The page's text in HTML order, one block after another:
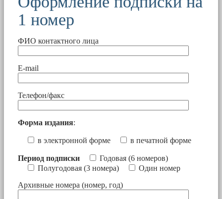
1 номер
ФИО контактного лица
E-mail
Телефон/факс
Форма издания:
в электронной форме в печатной форме
Период подписки
Годовая (6 номеров)
Полугодовая (3 номера)
Один номер
Архивные номера (номер, год)